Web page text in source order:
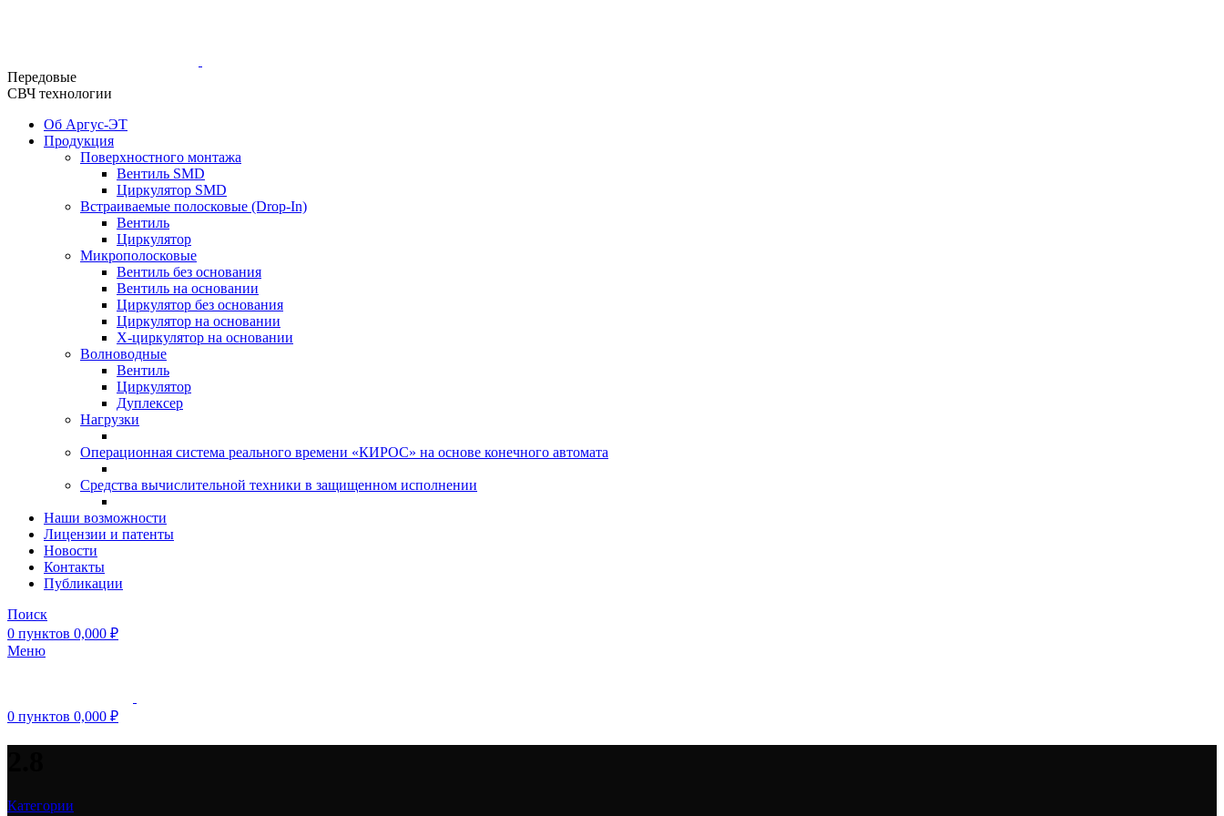
Передовые
СВЧ технологии
Об Аргус-ЭТ
Продукция
Поверхностного монтажа
Вентиль SMD
Циркулятор SMD
Встраиваемые полосковые (Drop-In)
Вентиль
Циркулятор
Микрополосковые
Вентиль без основания
Вентиль на основании
Циркулятор без основания
Циркулятор на основании
Х-циркулятор на основании
Волноводные
Вентиль
Циркулятор
Дуплексер
Нагрузки
Операционная система реального времени «КИРОС» на основе конечного автомата
Средства вычислительной техники в защищенном исполнении
Наши возможности
Лицензии и патенты
Новости
Контакты
Публикации
Поиск
0 пунктов 0,000 ₽
Меню
0 пунктов 0,000 ₽
Категории